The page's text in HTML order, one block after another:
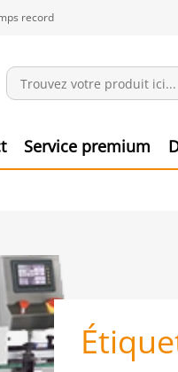
record
Service premium